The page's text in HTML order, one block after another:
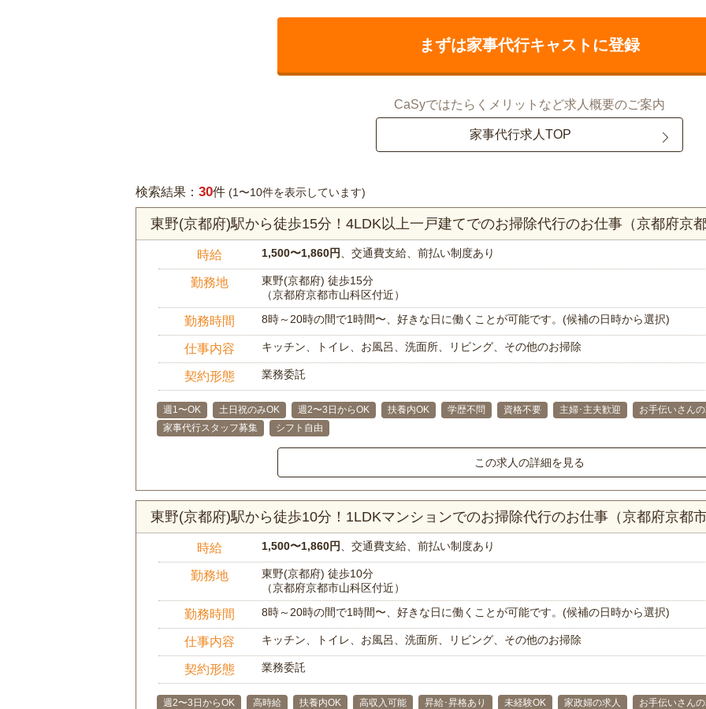
まずは家事代行キャストに登録
CaSyではたらくメリットなど求人概要のご案内
家事代行求人TOP
検索結果： 30件 (1〜10件を表示しています)
東野(京都府)駅から徒歩15分！4LDK以上一戸建てでのお掃除代行のお仕事（京都府京都
時給 1,500〜1,860円 、交通費支給、前払い制度あり
勤務地
東野(京都府) 徒歩15分
（京都府京都市山科区付近）
勤務時間 8時～20時の間で1時間〜、好きな日に働くことが可能です。(候補の日時から選択)
仕事内容 キッチン、トイレ、お風呂、洗面所、リビング、その他のお掃除
契約形態 業務委託
週1〜OK 土日祝のみOK 週2〜3日からOK 扶養内OK 学歴不問 資格不要 主婦･主夫歓迎 お手伝いさん
家事代行スタッフ募集
シフト自由
この求人の詳細を見る
東野(京都府)駅から徒歩10分！1LDKマンションでのお掃除代行のお仕事（京都府京都市
時給 1,500〜1,860円 、交通費支給、前払い制度あり
勤務地
東野(京都府) 徒歩10分
（京都府京都市山科区付近）
勤務時間 8時～20時の間で1時間〜、好きな日に働くことが可能です。(候補の日時から選択)
仕事内容 キッチン、トイレ、お風呂、洗面所、リビング、その他のお掃除
契約形態 業務委託
週2〜3日からOK 高時給 扶養内OK 高収入可能 昇給･昇格あり 未経験OK 家政婦の求人 お手伝いさん